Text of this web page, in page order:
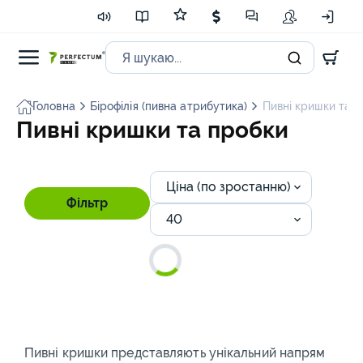
Головна Бірофілія (пивна атрибутика) Пивні кришки та
Пивні кришки та пробки
Фільтр
Ціна (по зростанню)
40
Пивні кришки представляють унікальний напрям